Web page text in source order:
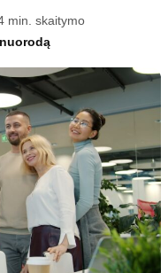
politika
politika
politika
min. skaitymo